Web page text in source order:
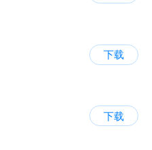
下载
下载